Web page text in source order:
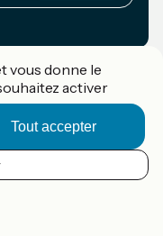
vous donne le
activer
Tout accepter